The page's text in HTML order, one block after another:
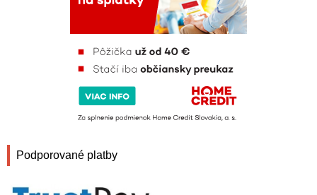
Podporované platby